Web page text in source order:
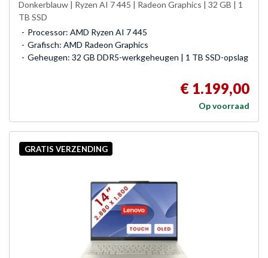
Donkerblauw | Ryzen AI 7 445 | Radeon Graphics | 32 GB | 1
TB SSD
Processor: AMD Ryzen AI 7 445
Grafisch: AMD Radeon Graphics
Geheugen: 32 GB DDR5-werkgeheugen | 1 TB SSD-opslag
€ 1.199,00
Op voorraad
GRATIS VERZENDING